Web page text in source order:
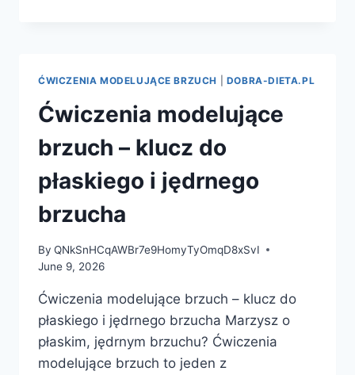
ZADBAĆ
ZDROWIE
SYLWETKĘ
ZDALNIE?
ĆWICZENIA MODELUJĄCE BRZUCH DOBRA-DIETA.PL
Ćwiczenia modelujące
brzuch – klucz do
płaskiego i jędrnego
brzucha
By QNkSnHCqAWBr7e9HomyTyOmqD8xSvI
June 9, 2026
Ćwiczenia modelujące brzuch – klucz do
płaskiego i jędrnego brzucha Marzysz o
płaskim, jędrnym brzuchu? Ćwiczenia
modelujące brzuch to jeden z